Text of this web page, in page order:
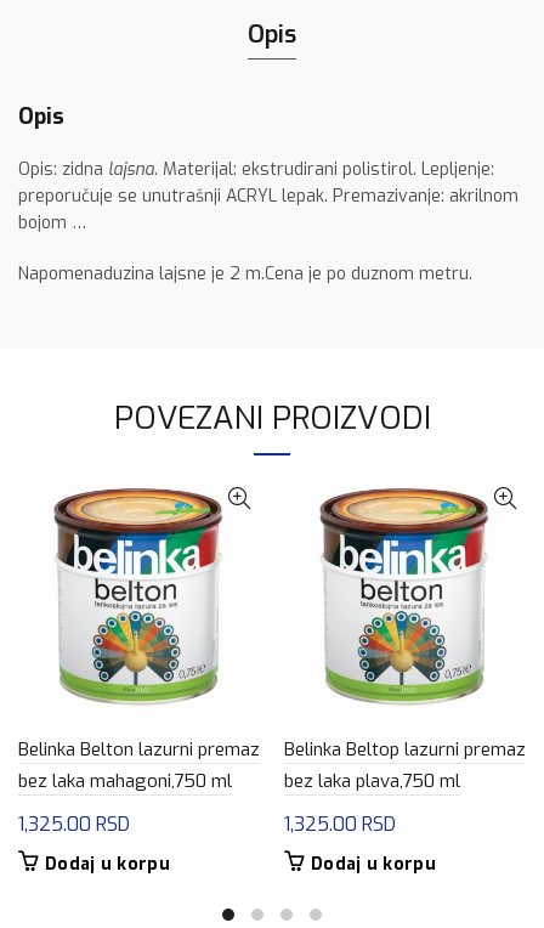
Opis
Opis
Opis: zidna lajsna. Materijal: ekstrudirani polistirol. Lepljenje:
preporučuje se unutrašnji ACRYL lepak. Premazivanje: akrilnom
bojom …
Napomenaduzina lajsne je 2 m.Cena je po duznom metru.
POVEZANI PROIZVODI
Belinka Belton lazurni premaz
bez laka mahagoni,750 ml
1,325.00 RSD
Dodaj u korpu
Belinka Beltop lazurni premaz
bez laka plava,750 ml
1,325.00 RSD
Dodaj u korpu